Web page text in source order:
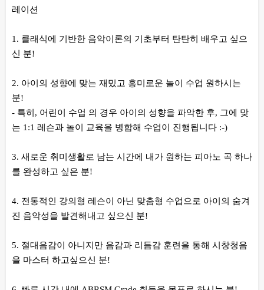
레이션
1. 클래식에 기반한 음악이론의 기초부터 탄탄히 배우고 싶으
신 분!
2. 아이의 성향에 맞는 재밌고 흥미로운 놀이 수업 원하시는
분!
- 특히, 어린이 수업 의 경우 아이의 성향을 파악한 후, 그에 맞
는 1:1 레슨과 놀이 교육을 병합해 수업이 진행됩니다 :-)
3. 새로운 취미생활로 남는 시간에 내가 원하는 피아노 곡 하나
를 완성하고 싶은 분!
4. 전통적인 강의형 레슨이 아닌 맞춤형 수업으로 아이의 숨겨
진 음악성을 발견해내고 싶으신 분!
5. 절대음감이 아니지만 음감과 리듬감 훈련을 통해 시창청음
을 마스터 하고싶으신 분!